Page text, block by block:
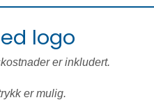
logo
er inkludert.
er mulig.